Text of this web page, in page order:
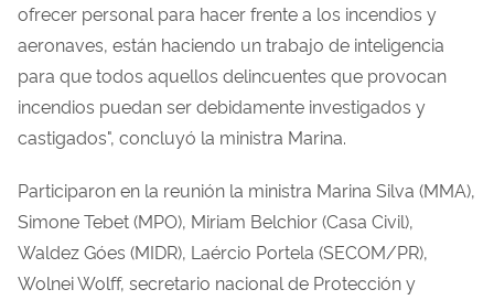
ofrecer personal para hacer frente a los incendios y
aeronaves, están haciendo un trabajo de inteligencia
para que todos aquellos delincuentes que provocan
incendios puedan ser debidamente investigados y
castigados", concluyó la ministra Marina.
Participaron en la reunión la ministra Marina Silva (MMA),
Simone Tebet (MPO), Miriam Belchior (Casa Civil),
Waldez Góes (MIDR), Laércio Portela (SECOM/PR),
Wolnei Wolff, secretario nacional de Protección y